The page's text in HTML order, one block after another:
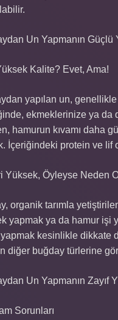
Un Yapmanın Güçlü
Kalite? Evet, Ama!
yapılan un,
ekmeklerinize ya
hamurun kıvamı daha
İçeriğindeki protein ve lif
Yüksek, Öyleyse Neden
organik tarımla
yapmak ya da hamur
kesinlikle dikkate
diğer buğday türlerine
Un Yapmanın Zayıf
Sorunları